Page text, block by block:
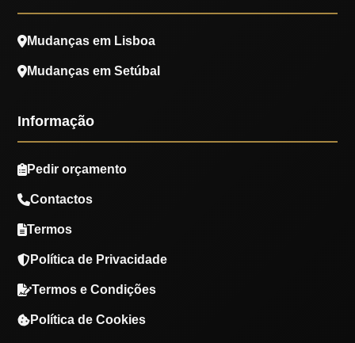
Mudanças em Lisboa
Mudanças em Setúbal
Informação
Pedir orçamento
Contactos
Termos
Política de Privacidade
Termos e Condições
Política de Cookies